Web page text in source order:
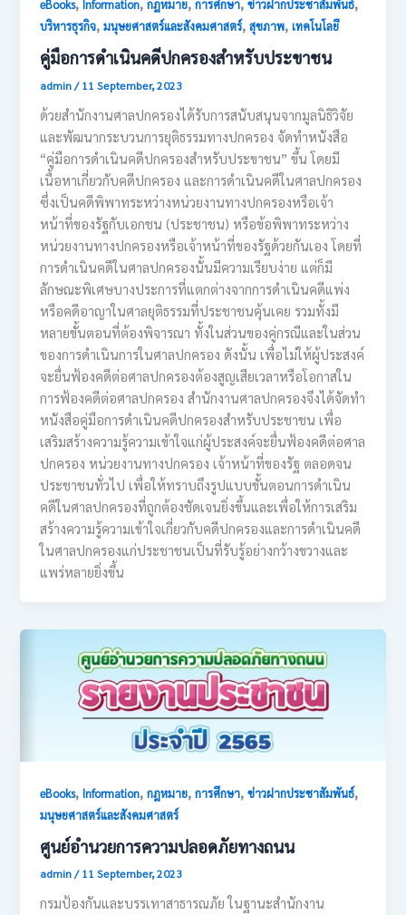
eBooks Information กฎหมาย การศึกษา ข่าวฝากประชาสัมพันธ์
บริหารธุรกิจ,มนุษยศาสตร์และสังคมศาสตร์,สุขภาพ,เทคโนโลยี
คู่มือการดำเนินคดีปกครองสำหรับประขาชน
admin/11 September, 2023
ด้วยสำนักงานศาลปกครองได้รับการสนับสนุนจากมูลนิธิวิจัย
และพัฒนากระบวนการยุติธรรมทางปกครอง จัดทำหนังสือ
“คู่มือการดำเนินคดีปกครองสำหรับประขาชน” ขึ้น โดยมี
เนื้อหาเกี่ยวกับคดีปกครอง และการดำเนินคดีในศาลปกครอง
ซึ่งเป็นคดีพิพาทระหว่างหน่วยงานทางปกครองหรือเจ้า
หน้าที่ของรัฐกับเอกชน (ประชาชน) หรือข้อพิพาทระหว่าง
หน่วยงานทางปกครองหรือเจ้าหน้าที่ของรัฐด้วยกันเอง โดยที่
การดำเนินคดีในศาลปกครองนั้นมีความเรียบง่าย แต่ก็มี
ลักษณะพิเศษบางประการที่แตกต่างจากการดำเนินคดีแพ่ง
หรือคดีอาญาในศาลยุติธรรมที่ประชาชนคุ้นเคย รวมทั้งมี
หลายขั้นตอนที่ต้องพิจารณา ทั้งในส่วนของคู่กรณีและในส่วน
ของการดำเนินการในศาลปกครอง ดังนั้น เพื่อไม่ให้ผู้ประสงค์
จะยื่นฟ้องคดีต่อศาลปกครองต้องสูญเสียเวลาหรือโอกาสใน
การฟ้องคดีต่อศาลปกครอง สำนักงานศาลปกครองจึงได้จัดทำ
หนังสือคู่มือการดำเนินคดีปกครองสำหรับประชาชน เพื่อ
เสริมสร้างความรู้ความเข้าใจแก่ผู้ประสงค์จะยื่นฟ้องคดีต่อศาล
ปกครอง หน่วยงานทางปกครอง เจ้าหน้าที่ของรัฐ ตลอดจน
ประชาชนทั่วไป เพื่อให้ทราบถึงรูปแบบขั้นตอนการดำเนิน
คดีในศาลปกครองที่ถูกต้องชัดเจนยิ่งขึ้นและเพื่อให้การเสริม
สร้างความรู้ความเข้าใจเกี่ยวกับคดีปกครองและการดำเนินคดี
ในศาลปกครองแก่ประชาชนเป็นที่รับรู้อย่างกว้างขวางและ
แพร่หลายยิ่งขึ้น
eBooks,Information,กฎหมาย,การศึกษา,ข่าวฝากประชาสัมพันธ์,
มนุษยศาสตร์และสังคมศาสตร์
ศูนย์อำนวยการความปลอดภัยทางถนน
admin/11 September, 2023
กรมป้องกันและบรรเทาสาธารณภัย ในฐานะสำนักงาน